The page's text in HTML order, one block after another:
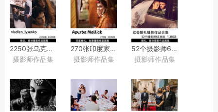
2250张乌克兰摄影师Vladlen
Lysenko纪实婚礼、
户外氛围感婚纱、
黑白人像摄影作品图集
摄影师作品集
270张印度家庭新娘肖像婚礼摄影作品图集欣赏
印度摄影师Apurba
摄影师作品集
52个摄影师6536张欧洲纪
婚纱照摄影作品图片欣赏图集
摄影师作品集